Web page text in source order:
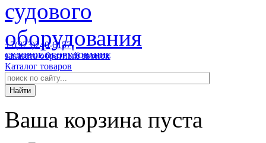
СУДОВОЕ ОБОРУДОВАНИЕ
+7(923)240-6157
заказать обратный звонок
Каталог товаров
Ваша корзина пуста